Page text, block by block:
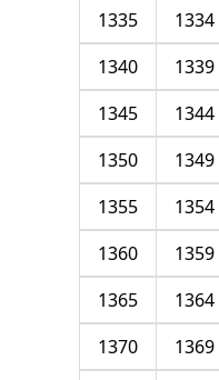
1334
1335
1339
1340
1344
1345
1349
1350
1354
1355
1359
1360
1364
1365
1369
1370